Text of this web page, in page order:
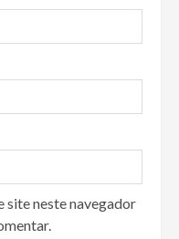
site neste navegador